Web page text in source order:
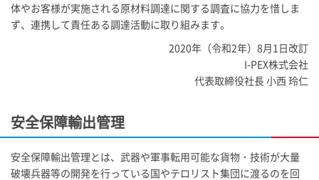
体やお客様が実施される原材料調達に関する調査に協力を惜しま
ず、連携して責任ある調達活動に取り組みます。
2020年（令和2年）8月1日改訂
I-PEX株式会社
代表取締役社長 小西 玲仁
安全保障輸出管理
安全保障輸出管理とは、武器や軍事転用可能な貨物・技術が大量
破壊兵器等の開発を行っている国やテロリスト集団に渡るのを回